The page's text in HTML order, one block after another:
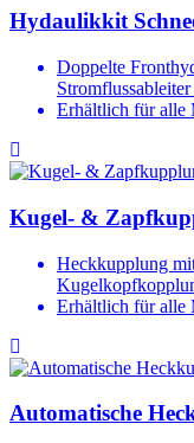
Hydaulikkit
Doppelte
Erhältlich für alle
Kugel- &
Heckkupplung
Erhältlich für alle
Automatische